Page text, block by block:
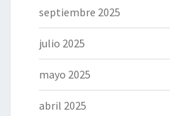
septiembre 2025
julio 2025
mayo 2025
abril 2025